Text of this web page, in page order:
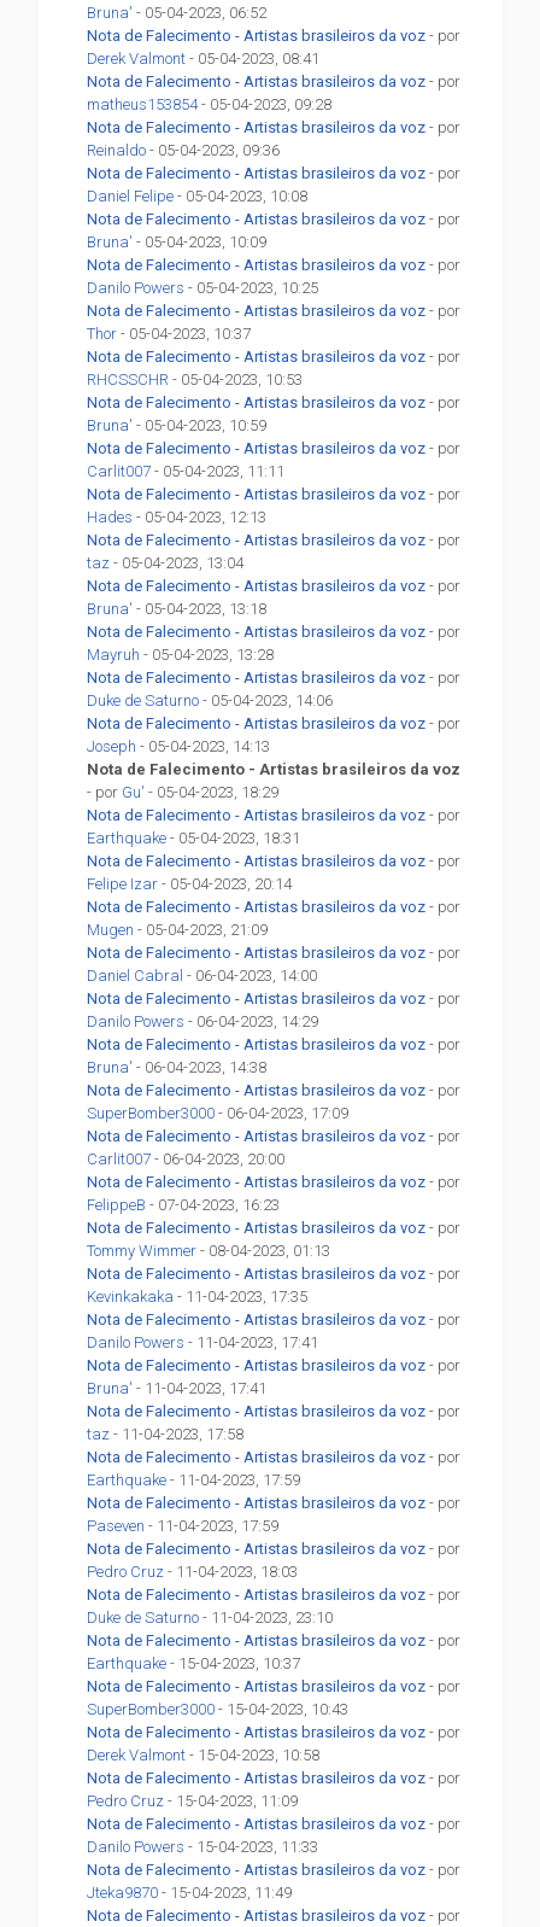
Bruna' - 05-04-2023, 06:52
Nota de Falecimento - Artistas brasileiros da voz - por
Derek Valmont - 05-04-2023, 08:41
Nota de Falecimento - Artistas brasileiros da voz - por
matheus153854- 05-04-2023, 09:28
Nota de Falecimento - Artistas brasileiros da voz - por
Reinaldo - 05-04-2023, 09:36
Nota de Falecimento - Artistas brasileiros da voz - por
Daniel Felipe - 05-04-2023, 10:08
Nota de Falecimento - Artistas brasileiros da voz - por
Bruna' - 05-04-2023, 10:09
Nota de Falecimento - Artistas brasileiros da voz - por
Danilo Powers - 05-04-2023, 10:25
Nota de Falecimento - Artistas brasileiros da voz - por
Thor - 05-04-2023, 10:37
Nota de Falecimento - Artistas brasileiros da voz - por
RHCSSCHR - 05-04-2023, 10:53
Nota de Falecimento - Artistas brasileiros da voz - por
Bruna' - 05-04-2023, 10:59
Nota de Falecimento - Artistas brasileiros da voz - por
Carlit007 - 05-04-2023, 11:11
Nota de Falecimento - Artistas brasileiros da voz - por
Hades - 05-04-2023, 12:13
Nota de Falecimento - Artistas brasileiros da voz - por
taz - 05-04-2023, 13:04
Nota de Falecimento - Artistas brasileiros da voz - por
Bruna' - 05-04-2023, 13:18
Nota de Falecimento - Artistas brasileiros da voz - por
Mayruh - 05-04-2023, 13:28
Nota de Falecimento - Artistas brasileiros da voz - por
Duke de Saturno - 05-04-2023, 14:06
Nota de Falecimento - Artistas brasileiros da voz - por
Joseph - 05-04-2023, 14:13
Nota de Falecimento - Artistas brasileiros da voz
- por Gu' - 05-04-2023, 18:29
Nota de Falecimento - Artistas brasileiros da voz - por
Earthquake - 05-04-2023, 18:31
Nota de Falecimento - Artistas brasileiros da voz - por
Felipe Izar - 05-04-2023, 20:14
Nota de Falecimento - Artistas brasileiros da voz - por
Mugen - 05-04-2023, 21:09
Nota de Falecimento - Artistas brasileiros da voz - por
Daniel Cabral - 06-04-2023, 14:00
Nota de Falecimento - Artistas brasileiros da voz - por
Danilo Powers - 06-04-2023, 14:29
Nota de Falecimento - Artistas brasileiros da voz - por
Bruna' - 06-04-2023, 14:38
Nota de Falecimento - Artistas brasileiros da voz - por
SuperBomber3000 - 06-04-2023, 17:09
Nota de Falecimento - Artistas brasileiros da voz - por
Carlit007 - 06-04-2023, 20:00
Nota de Falecimento - Artistas brasileiros da voz - por
FelippeB - 07-04-2023, 16:23
Nota de Falecimento - Artistas brasileiros da voz - por
Tommy Wimmer - 08-04-2023, 01:13
Nota de Falecimento - Artistas brasileiros da voz - por
Kevinkakaka - 11-04-2023, 17:35
Nota de Falecimento - Artistas brasileiros da voz - por
Danilo Powers - 11-04-2023, 17:41
Nota de Falecimento - Artistas brasileiros da voz - por
Bruna' - 11-04-2023, 17:41
Nota de Falecimento - Artistas brasileiros da voz - por
taz - 11-04-2023, 17:58
Nota de Falecimento - Artistas brasileiros da voz - por
Earthquake - 11-04-2023, 17:59
Nota de Falecimento - Artistas brasileiros da voz - por
Paseven - 11-04-2023, 17:59
Nota de Falecimento - Artistas brasileiros da voz - por
Pedro Cruz - 11-04-2023, 18:03
Nota de Falecimento - Artistas brasileiros da voz - por
Duke de Saturno - 11-04-2023, 23:10
Nota de Falecimento - Artistas brasileiros da voz - por
Earthquake - 15-04-2023, 10:37
Nota de Falecimento - Artistas brasileiros da voz - por
SuperBomber3000 - 15-04-2023, 10:43
Nota de Falecimento - Artistas brasileiros da voz - por
Derek Valmont - 15-04-2023, 10:58
Nota de Falecimento - Artistas brasileiros da voz - por
Pedro Cruz - 15-04-2023, 11:09
Nota de Falecimento - Artistas brasileiros da voz - por
Danilo Powers - 15-04-2023, 11:33
Nota de Falecimento - Artistas brasileiros da voz - por
Jteka9870 - 15-04-2023, 11:49
Nota de Falecimento - Artistas brasileiros da voz - por